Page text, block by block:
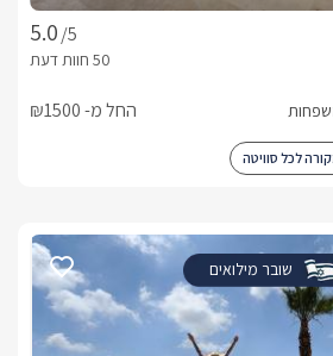
/5
החל מ- ₪1500
לכל סוויטה
שובר מילואים